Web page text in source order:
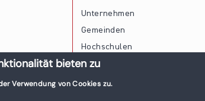
Unternehmen
Gemeinden
Hochschulen
Persönliche Vereinbarkeit
bieten zu
Verwendung von Cookies zu.